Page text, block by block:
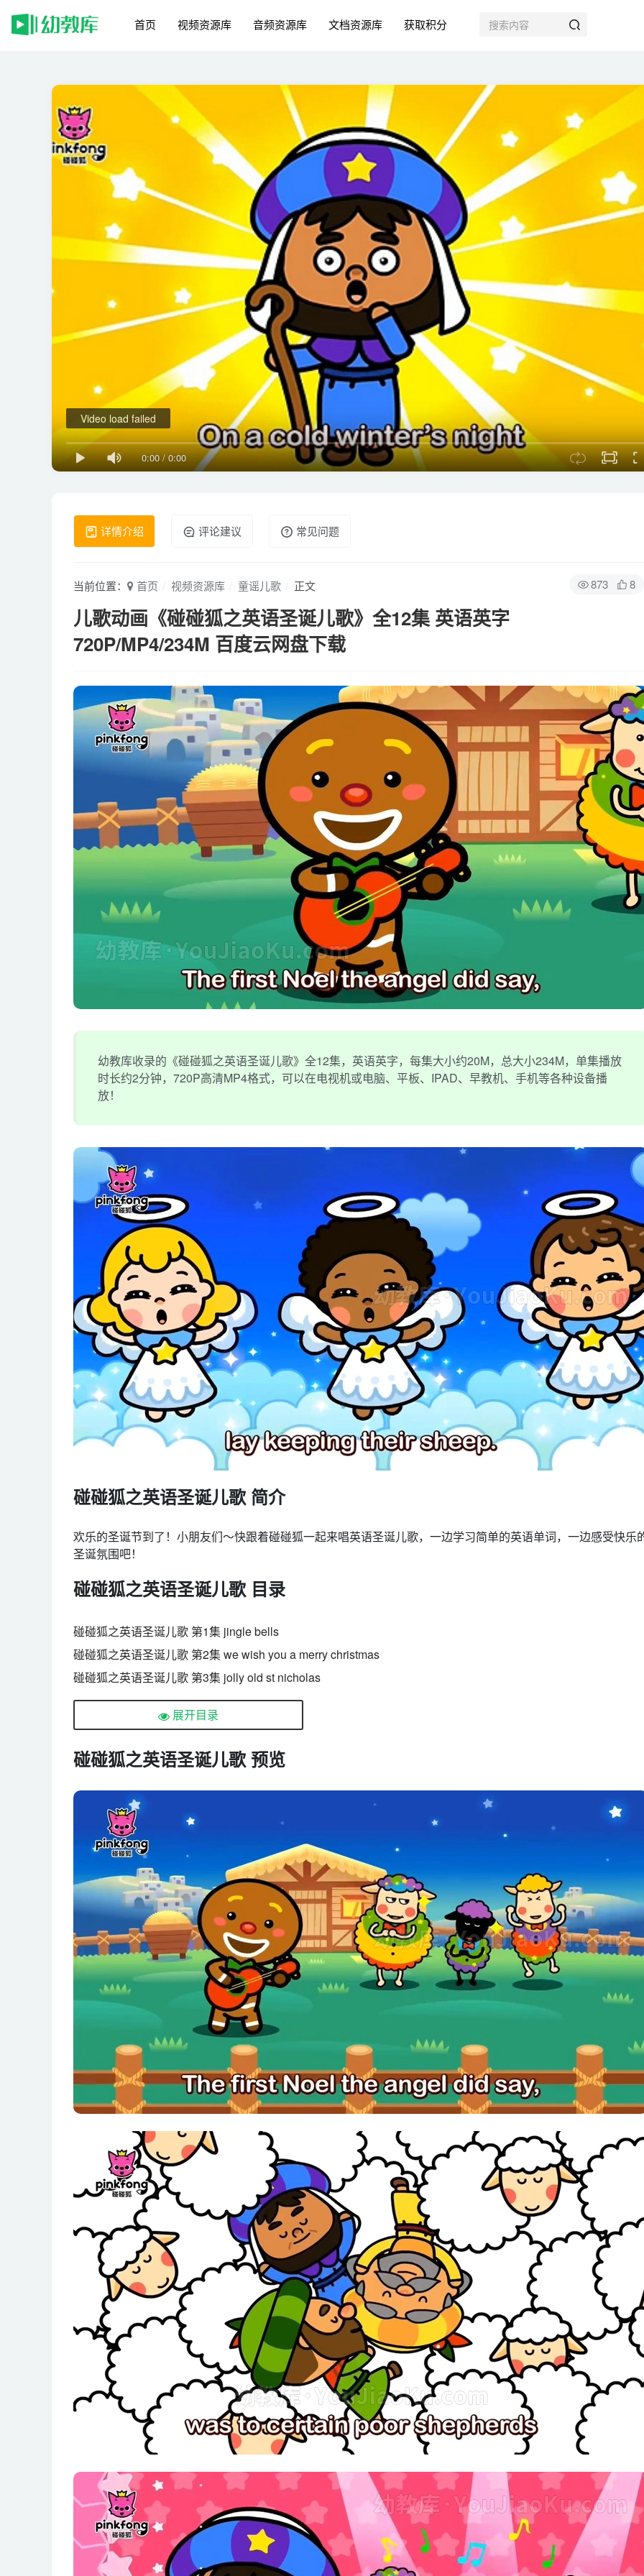
首页 视频资源库 音频资源库 文档资源库 获取积分
0:00/0:00
Video load failed
详情介绍 评论建议 常见问题
873 8
当前位置： 首页 视频资源库 童谣儿歌 正文
儿歌动画《碰碰狐之英语圣诞儿歌》全12集 英语英字
720P/MP4/234M 百度云网盘下载
幼教库收录的《碰碰狐之英语圣诞儿歌》全12集，英语英字，每集大小约20M，总大小234M，单集播放
时长约2分钟，720P高清MP4格式，可以在电视机或电脑、平板、IPAD、早教机、手机等各种设备播
放！
碰碰狐之英语圣诞儿歌 简介
欢乐的圣诞节到了！小朋友们～快跟着碰碰狐一起来唱英语圣诞儿歌，一边学习简单的英语单词，一边感受快乐
圣诞氛围吧！
碰碰狐之英语圣诞儿歌 目录
碰碰狐之英语圣诞儿歌 第1集 jingle bells
碰碰狐之英语圣诞儿歌 第2集 we wish you a merry christmas
碰碰狐之英语圣诞儿歌 第3集 jolly old st nicholas
碰碰狐之英语圣诞儿歌 第4集 calypso carol
碰碰狐之英语圣诞儿歌 第5集 silver bells
碰碰狐之英语圣诞儿歌 第7集 o christmas tree
碰碰狐之英语圣诞儿歌 第8集 deck the halls
碰碰狐之英语圣诞儿歌 第9集 christmas polka
碰碰狐之英语圣诞儿歌 第10集 silent night
碰碰狐之英语圣诞儿歌 第11集 joy to the world
碰碰狐之英语圣诞儿歌 第12集 the first noel
展开目录
碰碰狐之英语圣诞儿歌 预览